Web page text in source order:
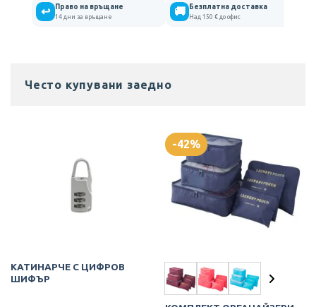
↩ Право на връщане
14 дни за връщане 🚚 Безплатна доставка
Над 150 € до офис
Често купувани заедно
КАТИНАРЧЕ С ЦИФРОВ
ШИФЪР
-42%